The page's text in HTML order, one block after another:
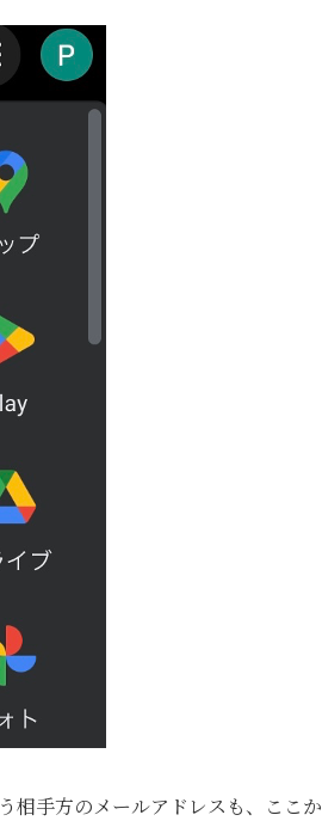
相手方のメールアドレスも、ここか